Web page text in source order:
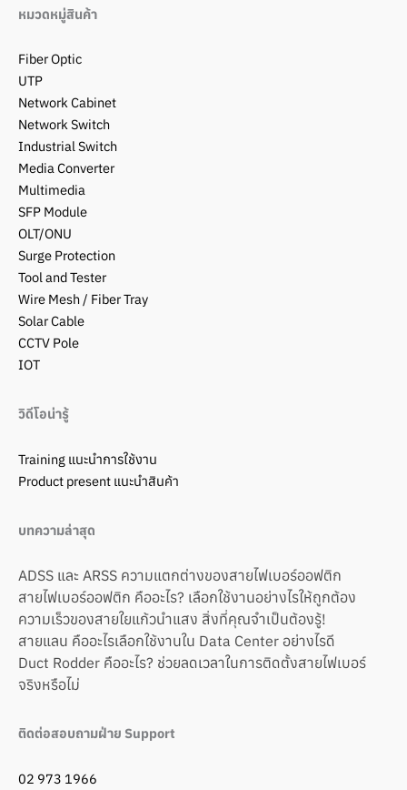
หมวดหมู่สินค้า
Fiber Optic
UTP
Network Cabinet
Network Switch
Industrial Switch
Media Converter
Multimedia
SFP Module
OLT/ONU
Surge Protection
Tool and Tester
Wire Mesh / Fiber Tray
Solar Cable
CCTV Pole
IOT
วิดีโอน่ารู้
Training แนะนำการใช้งาน
Product present แนะนำสินค้า
บทความล่าสุด
ADSS และ ARSS ความแตกต่างของสายไฟเบอร์ออฟติก
สายไฟเบอร์ออฟติก คืออะไร? เลือกใช้งานอย่างไรให้ถูกต้อง
ความเร็วของสายใยแก้วนำแสง สิ่งที่คุณจำเป็นต้องรู้!
สายแลน คืออะไรเลือกใช้งานใน Data Center อย่างไรดี
Duct Rodder คืออะไร? ช่วยลดเวลาในการติดตั้งสายไฟเบอร์
จริงหรือไม่
ติดต่อสอบถามฝ่าย Support
02 973 1966